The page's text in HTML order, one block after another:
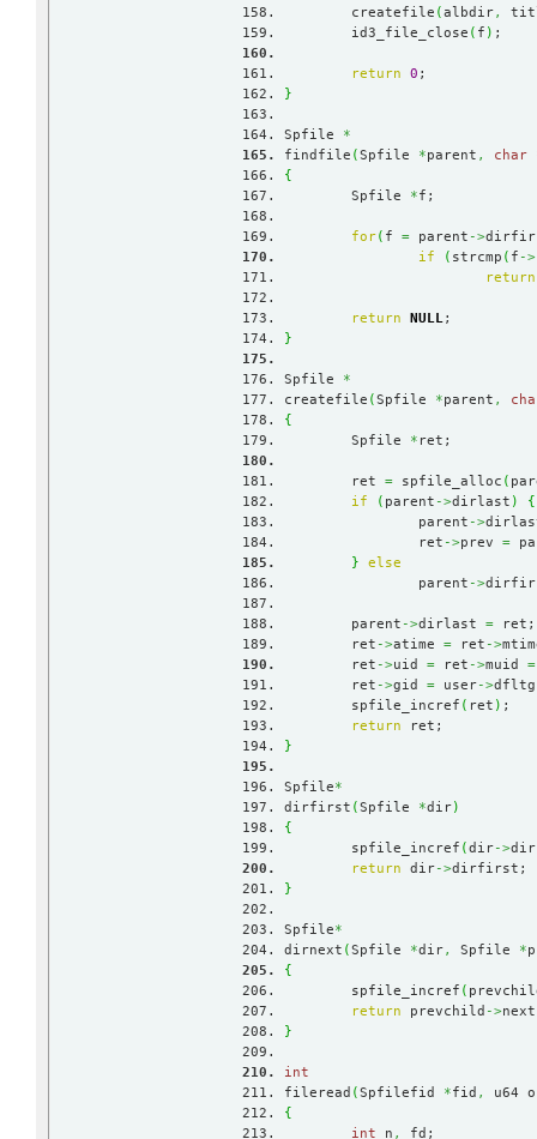
	createfile
(albdir,
	id3_file_close
( f ) ;
return 0 ;
}
Spfile *
findfile (Spfile *parent , char
{
	Spfile
*f;
for( f = parent ->
if
( strcmp ( f ->
return
return NULL ;
}
Spfile *
createfile (Spfile *parent ,
{
	Spfile
* ret;
	ret
= spfile_alloc (
if
( parent ->dirlast )
{
		parent
->
		ret
->prev =
}
else
		parent
->
	parent
->dirlast = ret;
	ret
->atime = ret ->
	ret
->uid = ret ->muid =
	ret
->gid = user->
	spfile_incref
( ret ) ;
return ret;
}
Spfile*
dirfirst (Spfile *dir)
{
	spfile_incref
(dir->
return dir->dirfirst;
}
Spfile*
dirnext (Spfile *dir, Spfile *
{
	spfile_incref
(
return prevchild ->
}
int
fileread (Spfilefid *fid ,
u64
{
int n , fd;